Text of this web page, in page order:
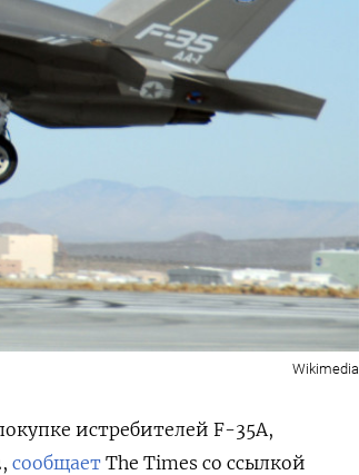
Wikimedia
истребителей F-35A,
сообщает The Times со ссылкой